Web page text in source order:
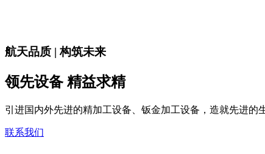
航天品质 | 构筑未来
领先设备 精益求精
引进国内外先进的精加工设备、钣金加工设备，造就先进的
联系我们